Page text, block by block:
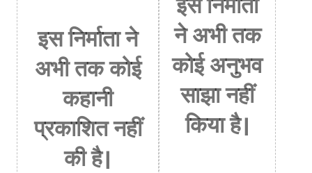
इस निर्माता ने
अभी तक कोई
कहानी
प्रकाशित नहीं
की है।
ने अभी तक
कोई अनुभव
साझा नहीं
किया है।